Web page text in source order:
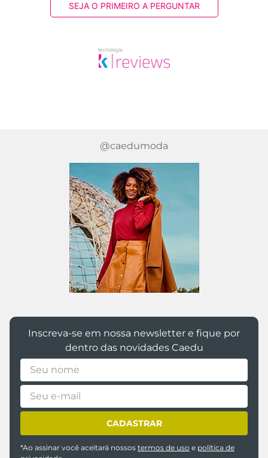
SEJA O PRIMEIRO A PERGUNTAR
@caedumoda
Inscreva-se em nossa newsletter e fique por
dentro das novidades Caedu
CADASTRAR
*Ao assinar você aceitará nossos termos de uso e política de